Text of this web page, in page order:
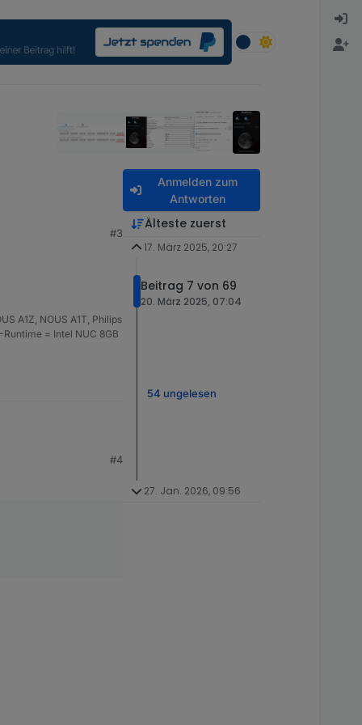
#3
A1Z, NOUS A1T, Philips
= Intel NUC 8GB
#4
Anmelden zum
Antworten
Älteste zuerst
17. März 2025, 20:27
Beitrag 7 von 69
20. März 2025, 07:04
54 ungelesen
27. Jan. 2026, 09:56